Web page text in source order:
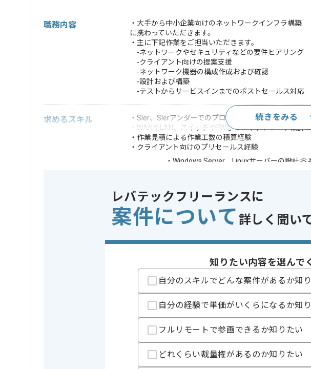
職務内容
・大手から中小企業向けのネットワークインフラ構築
に携わっていただきます。
・主に下記作業をご担当いただきます。
-ネットワークやセキュリティなどの要件ヒアリング
-クライアント向けの提案支援
-ネットワーク機器の構成作成および確認
-設計および構築
-テストからサービスインまでのポストセールス対応
求めるスキル
・SIer、SIerアンダーでのプロジェクト経験
・WANやLAN、スイッチやFWなどのネットワーク設計
・作業見積による作業工数の積算経験
・クライアント向けのプリセールス経験
・Windows Server、Linuxサーバーの設計お
・IaaS上でのインフラ構築および運用経験
・普通自動車免許
※上記に似た経験やスキルをお持ちであれば申し込み可能なケー
この案件で扱う技術 OS Linux , Windows Server
業務内容
ネットワーク監視 , 受託開発
20代活躍中 , 30代活躍中 , 長期プ
DX支援、IT関連製品販売、システム開発事業等
を展開している企業でございます。
今回はネットワーク基盤設計構築およびプリセールス案件
続きをみる
レバテックフリーランスに
案件について 詳しく聞い
知りたい内容を選んで
自分のスキルでどんな案件があるか知
自分の経験で単価がいくらになるか知
フルリモートで参画できるか知りたい
どれくらい裁量権があるのか知りたい